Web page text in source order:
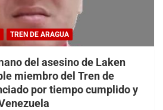
TREN DE ARAGUA
del asesino de Laken
miembro del Tren de
por tiempo cumplido y